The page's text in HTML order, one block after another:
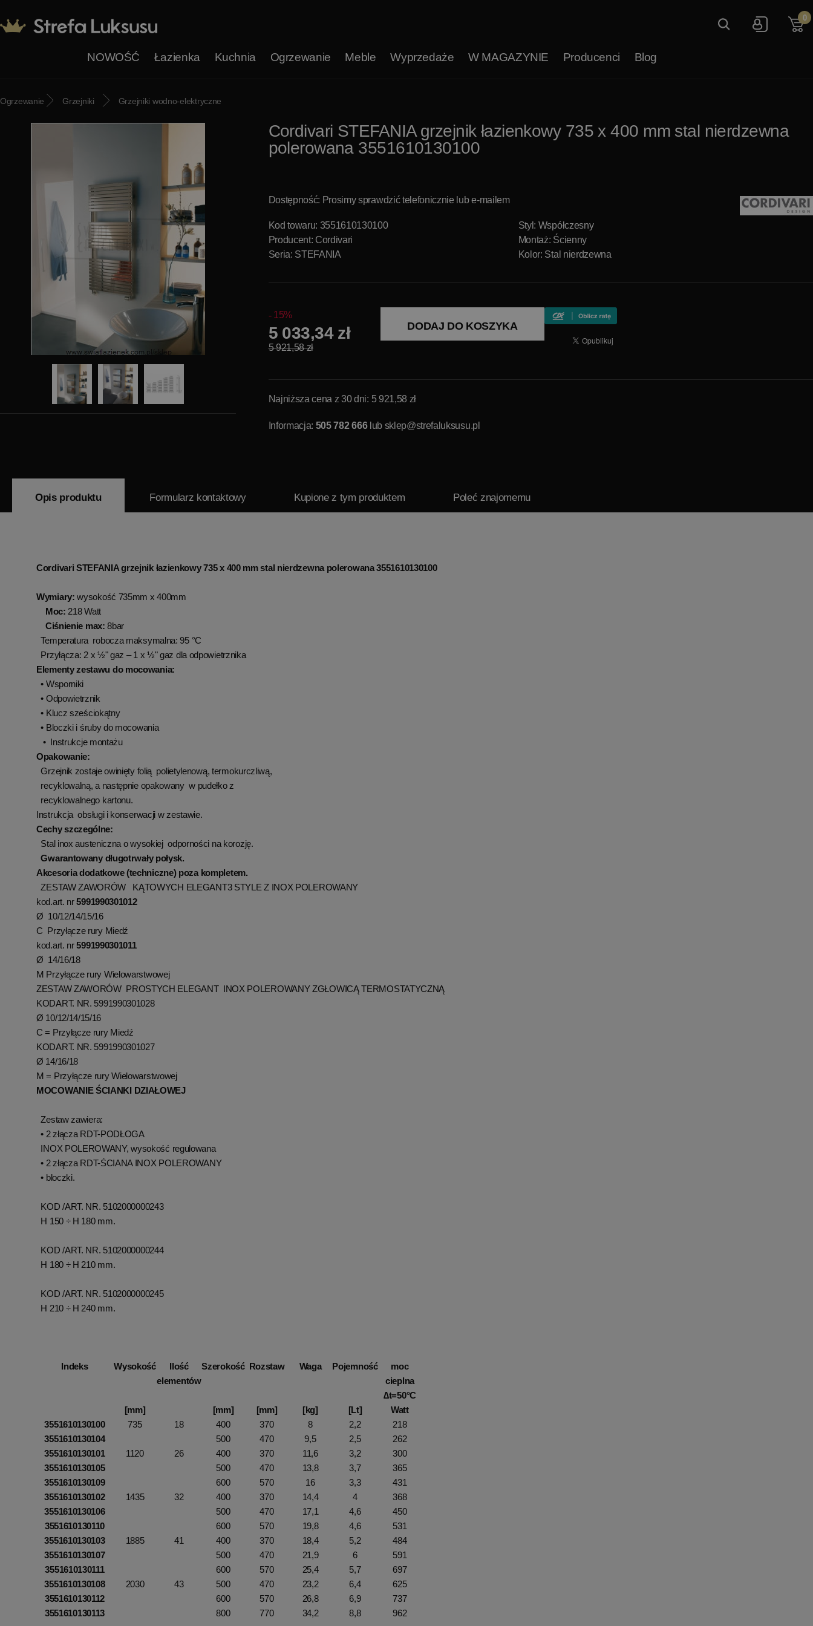
0
NOWOŚĆ Łazienka Kuchnia Ogrzewanie Meble Wyprzedaże W MAGAZYNIE Producenci Blog
Ogrzewanie Grzejniki Grzejniki wodno-elektryczne
Cordivari STEFANIA grzejnik łazienkowy 735 x 400 mm stal nierdzewna
polerowana 3551610130100
Dostępność: Prosimy sprawdzić telefonicznie lub e-mailem
Kod towaru: 3551610130100
Producent: Cordivari
Seria: STEFANIA
Styl: Współczesny
Montaż: Ścienny
Kolor: Stal nierdzewna
15%
5 033,34 zł
5 921,58 zł
DODAJ DO KOSZYKA
Najniższa cena z 30 dni: 5 921,58 zł
Informacja: 505 782 666lub sklep@strefaluksusu.pl
Opis produktu Formularz kontaktowy Kupione z tym produktem Poleć znajomemu
Cordivari STEFANIA grzejnik łazienkowy 735 x 400 mm stal nierdzewna polerowana 3551610130100
Wymiary: wysokość 735mm x 400mm
Moc: 218 Watt
Ciśnienie max: 8bar
Temperatura robocza maksymalna: 95 °C
Przyłącza: 2 x ½" gaz – 1 x ½" gaz dla odpowietrznika
Elementy zestawu do mocowania:
• Wsporniki
• Odpowietrznik
• Klucz sześciokątny
• Bloczki i śruby do mocowania
• Instrukcje montażu
Opakowanie:
Grzejnik zostaje owinięty folią polietylenową, termokurczliwą,
recyklowalną, a następnie opakowany w pudełko z
recyklowalnego kartonu.
Instrukcja obsługi i konserwacji w zestawie.
Cechy szczególne:
Stal inox austeniczna o wysokiej odporności na korozję.
Gwarantowany długotrwały połysk.
Akcesoria dodatkowe (techniczne) poza kompletem.
ZESTAW ZAWORÓW KĄTOWYCH ELEGANT3 STYLE Z INOX POLEROWANY
kod.art. nr5991990301012
Ø 10/12/14/15/16
C Przyłącze rury Miedź
kod.art. nr5991990301011
Ø 14/16/18
M Przyłącze rury Wielowarstwowej
ZESTAW ZAWORÓW PROSTYCH ELEGANT INOX POLEROWANY ZGŁOWICĄ TERMOSTATYCZNĄ
KODART. NR. 5991990301028
Ø 10/12/14/15/16
C = Przyłącze rury Miedź
KODART. NR. 5991990301027
Ø 14/16/18
M = Przyłącze rury Wielowarstwowej
MOCOWANIE ŚCIANKI DZIAŁOWEJ
Zestaw zawiera:
• 2 złącza RDT-PODŁOGA
INOX POLEROWANY, wysokość regulowana
• 2 złącza RDT-ŚCIANA INOX POLEROWANY
• bloczki.
KOD /ART. NR. 5102000000243
H 150 ÷ H 180 mm.
KOD /ART. NR. 5102000000244
H 180 ÷ H 210 mm.
KOD /ART. NR. 5102000000245
H 210 ÷ H 240 mm.
Indeks Wysokość
Ilość
elementów
Szerokość Rozstaw Waga Pojemność
moc
cieplna
∆t=50°C
[mm]
[mm] [mm] [kg] [Lt]
Watt
3551610130100
735 18 400 370 8 2,2
218
3551610130104
500 470 9,5 2,5
262
3551610130101
1120 26 400 370 11,6 3,2
300
3551610130105
500 470 13,8 3,7
365
3551610130109
600 570 16 3,3
431
3551610130102
1435 32 400 370 14,4 4
368
3551610130106
500 470 17,1 4,6
450
3551610130110
600 570 19,8 4,6
531
3551610130103
1885 41 400 370 18,4 5,2
484
3551610130107
500 470 21,9 6
591
3551610130111
600 570 25,4 5,7
697
3551610130108
2030 43 500 470 23,2 6,4
625
3551610130112
600 570 26,8 6,9
737
3551610130113
800 770 34,2 8,8 962